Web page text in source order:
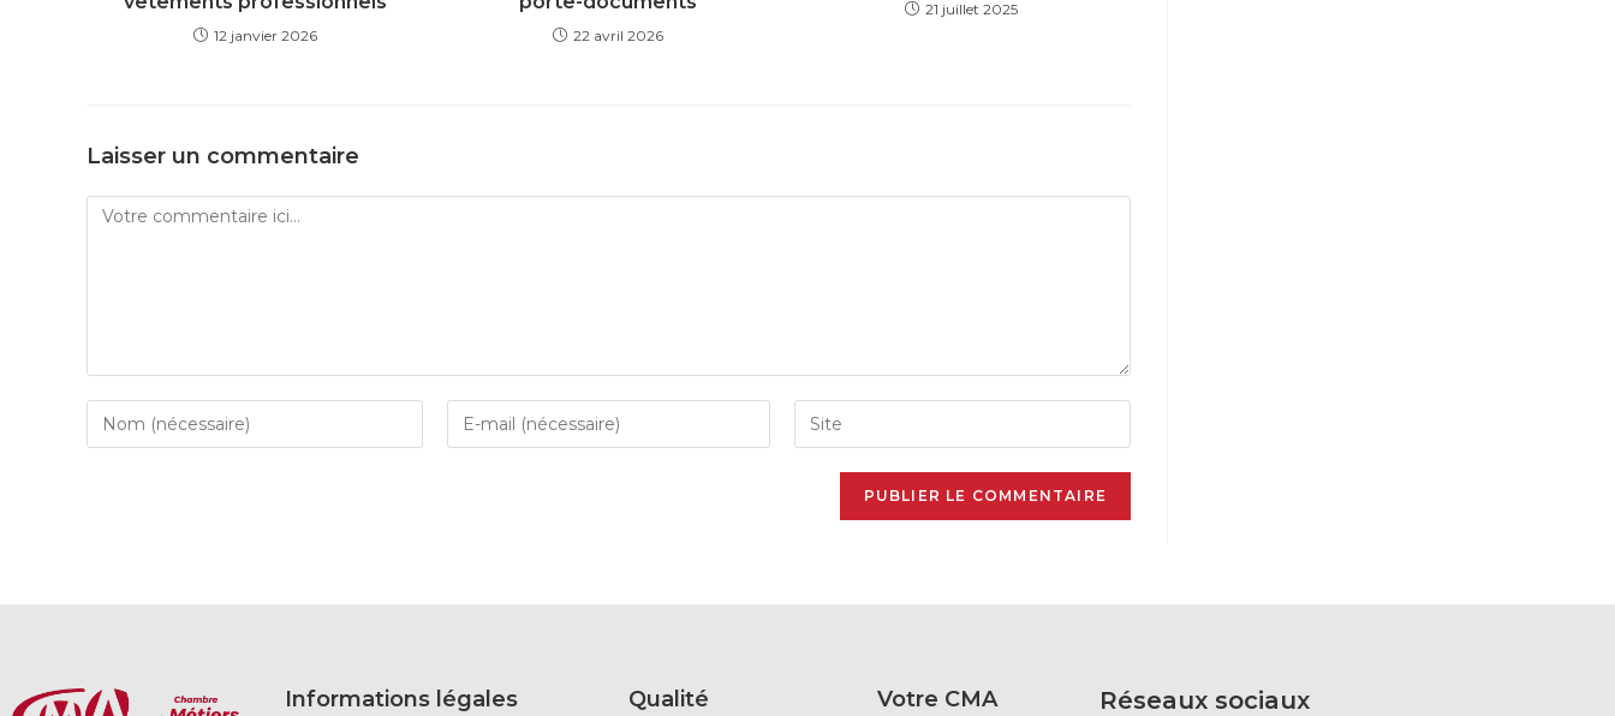
12 janvier 2026 22 avril 2026
21 juillet 2025
Laisser un commentaire
Informations légales Qualité Votre CMA Réseaux sociaux